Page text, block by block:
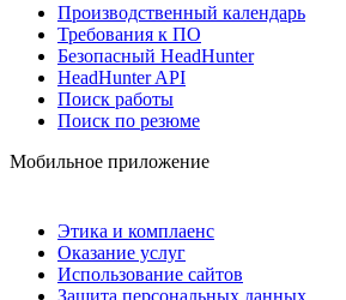
Производственный календарь
Требования к ПО
Безопасный HeadHunter
HeadHunter API
Поиск работы
Поиск по резюме
Мобильное приложение
Этика и комплаенс
Оказание услуг
Использование сайтов
Защита персональных данных